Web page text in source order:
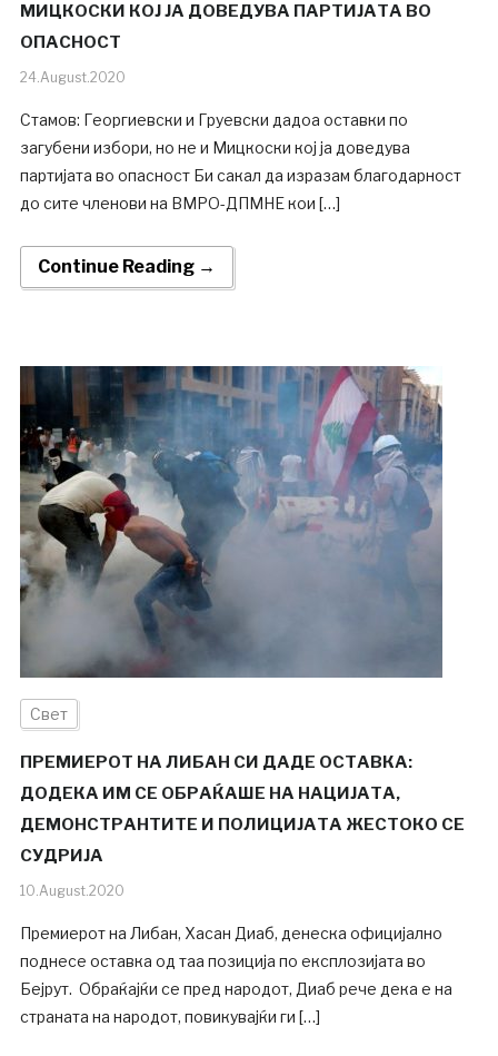
МИЦКОСКИ КОЈ ЈА ДОВЕДУВА ПАРТИЈАТА ВО
ОПАСНОСТ
24.August.2020
Стамов: Георгиевски и Груевски дадоа оставки по
загубени избори, но не и Мицкоски кој ја доведува
партијата во опасност Би сакал да изразам благодарност
до сите членови на ВМРО-ДПМНЕ кои […]
Continue Reading →
Свет
ПРЕМИЕРОТ НА ЛИБАН СИ ДАДЕ ОСТАВКА:
ДОДЕКА ИМ СЕ ОБРАЌАШЕ НА НАЦИЈАТА,
ДЕМОНСТРАНТИТЕ И ПОЛИЦИЈАТА ЖЕСТОКО СЕ
СУДРИЈА
10.August.2020
Премиерот на Либан, Хасан Диаб, денеска официјално
поднесе оставка од таа позиција по експлозијата во
Бејрут. Обраќајќи се пред народот, Диаб рече дека е на
страната на народот, повикувајќи ги […]